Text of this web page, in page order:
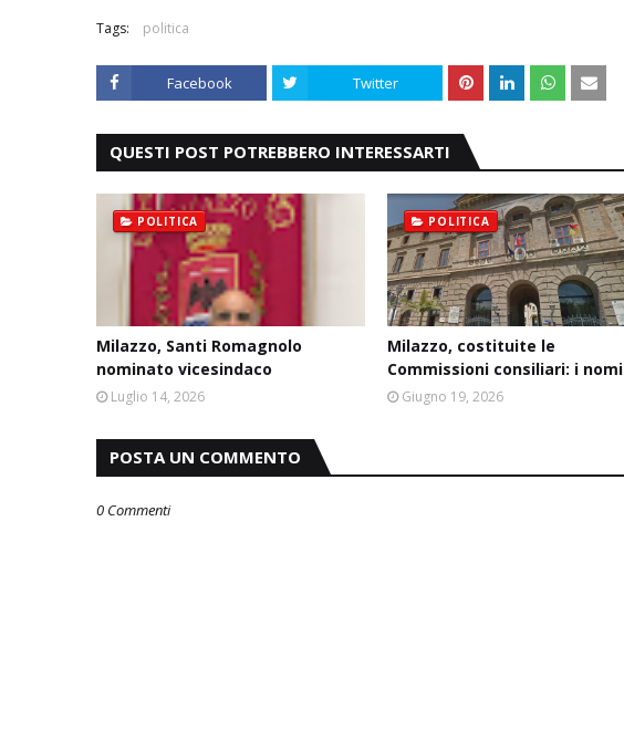
Tags: politica
Facebook Twitter
QUESTI POST POTREBBERO INTERESSARTI
POLITICA
Milazzo, Santi Romagnolo
nominato vicesindaco
Luglio 14, 2026
POLITICA
Milazzo, costituite le
Commissioni consiliari: i nomi
Giugno 19, 2026
POSTA UN COMMENTO
0 Commenti